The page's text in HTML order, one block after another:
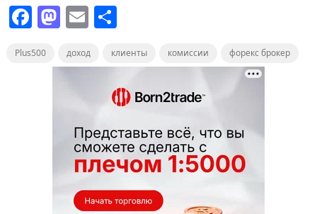
F
a
c
M
a
st
o
n
E
m
ai
О
п
р
а
в
и
т
ь
Plus500 доход клиенты комиссии форекс брокер